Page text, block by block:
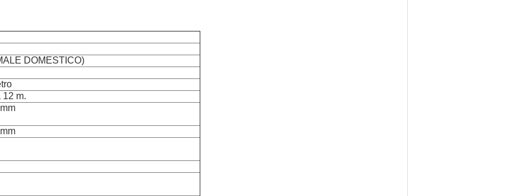
DOMESTICO)
12 m.